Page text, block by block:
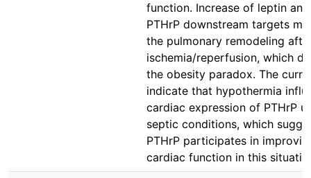
function. Increase of leptin
PTHrP downstream targets
the pulmonary remodeling
ischemia/reperfusion, which
the obesity paradox. The
indicate that hypothermia
cardiac expression of PTHrP
septic conditions, which
PTHrP participates in
cardiac function in this